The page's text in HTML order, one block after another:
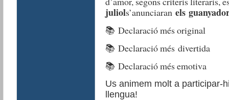
juliols’anunciaran els
📚 Declaració més original
📚 Declaració més divertida
📚 Declaració més emotiva
Us animem molt a participar-
llengua!